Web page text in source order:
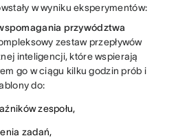
w wyniku eksperymentów:
przywództwa
zestaw przepływów
inteligencji, które wspierają
go w ciągu kilku godzin prób i
do:
zespołu,
zadań,